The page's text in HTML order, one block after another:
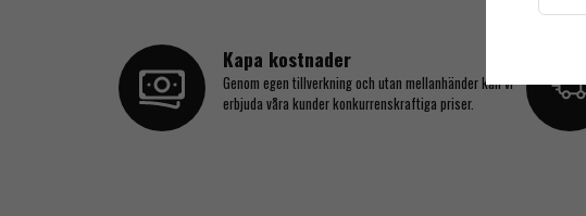
Kapa kostnader
Genom egen tillverkning och utan mellanhänder kan vi
erbjuda våra kunder konkurrenskraftiga priser.